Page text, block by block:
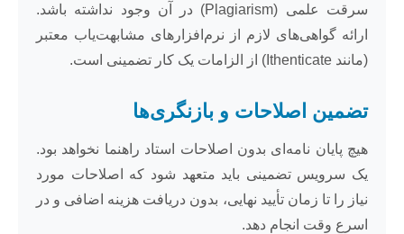
سرقت علمی (Plagiarism) در آن وجود نداشته باشد.
ارائه گواهی‌های لازم از نرم‌افزارهای مشابهت‌یاب معتبر
(مانند Ithenticate) از الزامات یک کار تضمینی است.
تضمین اصلاحات و بازنگری‌ها
هیچ پایان نامه‌ای بدون اصلاحات استاد راهنما نخواهد بود.
یک سرویس تضمینی باید متعهد شود که اصلاحات مورد
نیاز را تا زمان تأیید نهایی، بدون دریافت هزینه اضافی و در
اسرع وقت انجام دهد.